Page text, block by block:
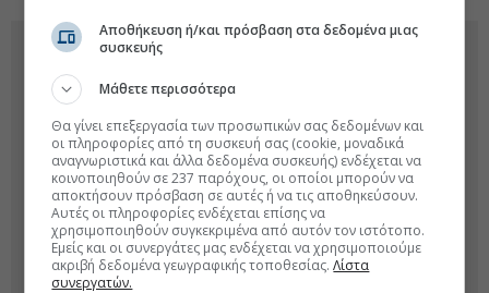
Αποθήκευση ή/και πρόσβαση στα δεδομένα μιας
συσκευής
Μάθετε περισσότερα
Θα γίνει επεξεργασία των προσωπικών σας δεδομένων και
οι πληροφορίες από τη συσκευή σας (cookie, μοναδικά
αναγνωριστικά και άλλα δεδομένα συσκευής) ενδέχεται να
κοινοποιηθούν σε 237 παρόχους, οι οποίοι μπορούν να
αποκτήσουν πρόσβαση σε αυτές ή να τις αποθηκεύσουν.
Αυτές οι πληροφορίες ενδέχεται επίσης να
χρησιμοποιηθούν συγκεκριμένα από αυτόν τον ιστότοπο.
Εμείς και οι συνεργάτες μας ενδέχεται να χρησιμοποιούμε
ακριβή δεδομένα γεωγραφικής τοποθεσίας.Λίστα
συνεργατών.